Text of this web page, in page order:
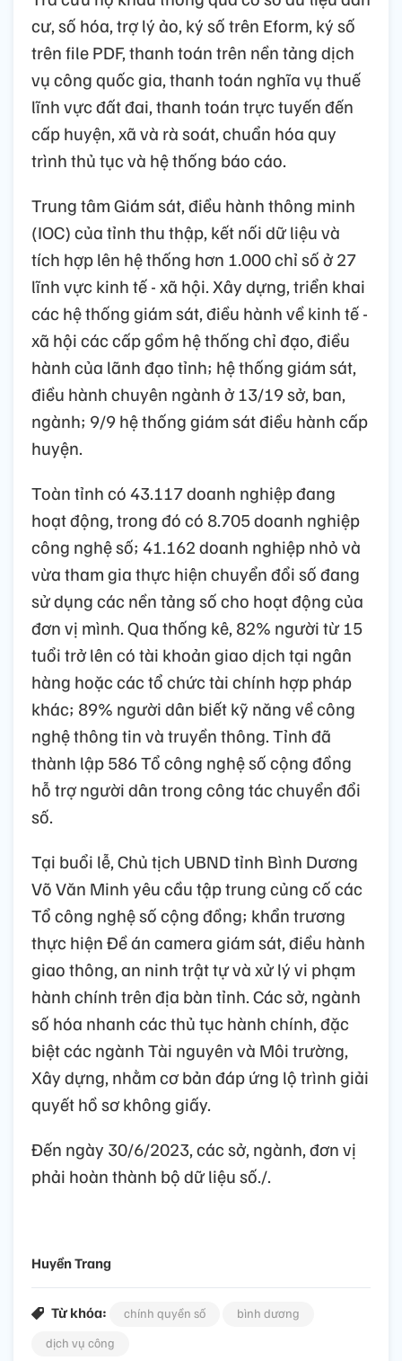
cư, số hóa, trợ lý ảo, ký số trên Eform, ký số
trên file PDF, thanh toán trên nền tảng dịch
vụ công quốc gia, thanh toán nghĩa vụ thuế
lĩnh vực đất đai, thanh toán trực tuyến đến
cấp huyện, xã và rà soát, chuẩn hóa quy
trình thủ tục và hệ thống báo cáo.
Trung tâm Giám sát, điều hành thông minh
(IOC) của tỉnh thu thập, kết nối dữ liệu và
tích hợp lên hệ thống hơn 1.000 chỉ số ở 27
lĩnh vực kinh tế - xã hội. Xây dựng, triển khai
các hệ thống giám sát, điều hành về kinh tế -
xã hội các cấp gồm hệ thống chỉ đạo, điều
hành của lãnh đạo tỉnh; hệ thống giám sát,
điều hành chuyên ngành ở 13/19 sở, ban,
ngành; 9/9 hệ thống giám sát điều hành cấp
huyện.
Toàn tỉnh có 43.117 doanh nghiệp đang
hoạt động, trong đó có 8.705 doanh nghiệp
công nghệ số; 41.162 doanh nghiệp nhỏ và
vừa tham gia thực hiện chuyển đổi số đang
sử dụng các nền tảng số cho hoạt động của
đơn vị mình. Qua thống kê, 82% người từ 15
tuổi trở lên có tài khoản giao dịch tại ngân
hàng hoặc các tổ chức tài chính hợp pháp
khác; 89% người dân biết kỹ năng về công
nghệ thông tin và truyền thông. Tỉnh đã
thành lập 586 Tổ công nghệ số cộng đồng
hỗ trợ người dân trong công tác chuyển đổi
số.
Tại buổi lễ, Chủ tịch UBND tỉnh Bình Dương
Võ Văn Minh yêu cầu tập trung củng cố các
Tổ công nghệ số cộng đồng; khẩn trương
thực hiện Đề án camera giám sát, điều hành
giao thông, an ninh trật tự và xử lý vi phạm
hành chính trên địa bàn tỉnh. Các sở, ngành
số hóa nhanh các thủ tục hành chính, đặc
biệt các ngành Tài nguyên và Môi trường,
Xây dựng, nhằm cơ bản đáp ứng lộ trình giải
quyết hồ sơ không giấy.
Đến ngày 30/6/2023, các sở, ngành, đơn vị
phải hoàn thành bộ dữ liệu số./.
Huyền Trang
Từ khóa: chính quyền số
bình dương
dịch vụ công